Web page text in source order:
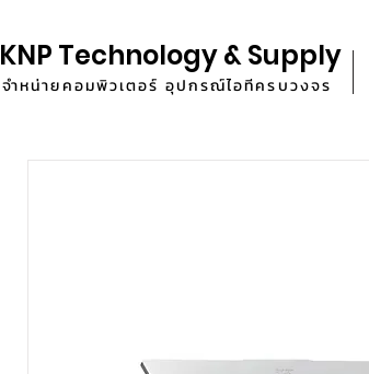
KNP Technology & Supply
จำหน่ายคอมพิวเตอร์ อุปกรณ์ไอทีครบวงจร